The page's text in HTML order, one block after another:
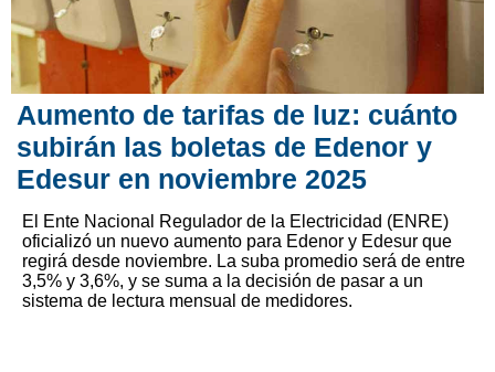
Aumento de tarifas de luz: cuánto
subirán las boletas de Edenor y
Edesur en noviembre 2025
El Ente Nacional Regulador de la Electricidad (ENRE)
oficializó un nuevo aumento para Edenor y Edesur que
regirá desde noviembre. La suba promedio será de entre
3,5% y 3,6%, y se suma a la decisión de pasar a un
sistema de lectura mensual de medidores.